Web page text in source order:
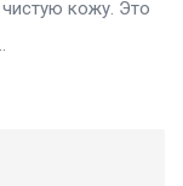
кожу. Это